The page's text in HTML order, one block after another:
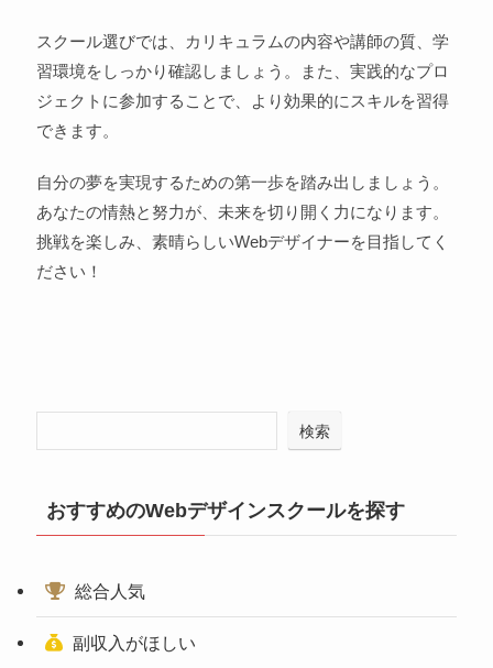
スクール選びでは、カリキュラムの内容や講師の質、学
習環境をしっかり確認しましょう。また、実践的なプロ
ジェクトに参加することで、より効果的にスキルを習得
できます。
自分の夢を実現するための第一歩を踏み出しましょう。
あなたの情熱と努力が、未来を切り開く力になります。
挑戦を楽しみ、素晴らしいWebデザイナーを目指してく
ださい！
検索
おすすめのWebデザインスクールを探す
総合人気
副収入がほしい